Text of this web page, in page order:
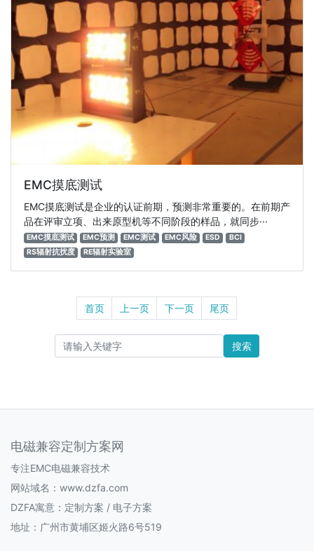
EMC摸底测试
EMC摸底测试是企业的认证前期，预测非常重要的。在前期产
品在评审立项、出来原型机等不同阶段的样品，就同步···
EMC摸底测试 EMC预测 EMC测试 EMC风险 ESD
BCI
RS辐射抗扰度
RE辐射实验室
首页 上一页 下一页 尾页
搜索
电磁兼容定制方案网
专注EMC电磁兼容技术
网站域名：www.dzfa.com
DZFA寓意：定制方案 / 电子方案
地址：广州市黄埔区姬火路6号519